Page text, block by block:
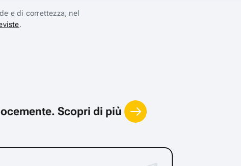
e di correttezza, nel
.
Scopri di più